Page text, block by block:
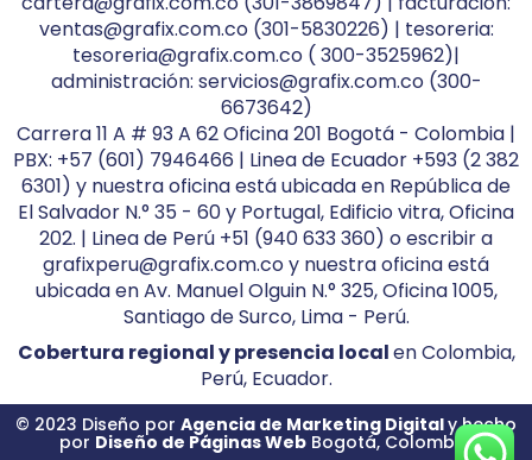
ventas@grafix.com.co (301-5830226) | tesoreria:
tesoreria@grafix.com.co ( 300-3525962)|
administración: servicios@grafix.com.co (300-
6673642)
Carrera 11 A # 93 A 62 Oficina 201 Bogotá - Colombia |
PBX: +57 (601) 7946466 | Linea de Ecuador +593 (2 382
6301) y nuestra oficina está ubicada en República de
El Salvador N.° 35 - 60 y Portugal, Edificio vitra, Oficina
202. | Linea de Perú +51 (940 633 360) o escribir a
grafixperu@grafix.com.co y nuestra oficina está
ubicada en Av. Manuel Olguin N.° 325, Oficina 1005,
Santiago de Surco, Lima - Perú.
Cobertura regional y presencia localen Colombia,
Perú, Ecuador.
© 2023 Diseño por Agencia de Marketing Digitaly hecho
por Diseño de Páginas WebBogotá, Colombia.